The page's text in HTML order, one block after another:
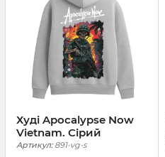
Худі Apocalypse Now
Vietnam. Сірий
Артикул:891-vg-s